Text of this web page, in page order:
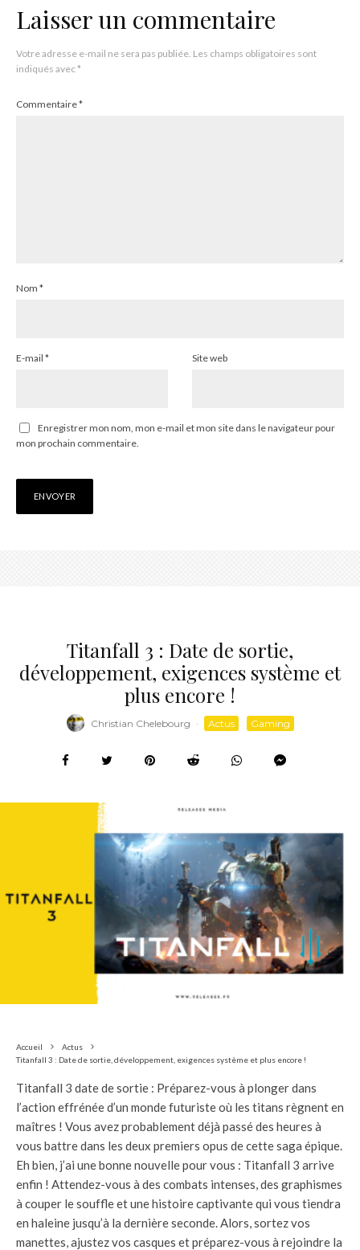
Laisser un commentaire
Votre adresse e-mail ne sera pas publiée. Les champs obligatoires sont
indiqués avec*
Commentaire*
Nom *
E-mail * Site web
Enregistrer mon nom, mon e-mail et mon site dans le navigateur pour
mon prochain commentaire.
Titanfall 3 : Date de sortie,
développement, exigences système et
plus encore !
Christian Chelebourg · Actus Gaming
Accueil
Actus
Titanfall 3 : Date de sortie, développement, exigences système et plus encore !
Titanfall 3 date de sortie : Préparez-vous à plonger dans
l’action effrénée d’un monde futuriste où les titans règnent en
maîtres ! Vous avez probablement déjà passé des heures à
vous battre dans les deux premiers opus de cette saga épique.
Eh bien, j’ai une bonne nouvelle pour vous : Titanfall 3 arrive
enfin ! Attendez-vous à des combats intenses, des graphismes
à couper le souffle et une histoire captivante qui vous tiendra
en haleine jusqu’à la dernière seconde. Alors, sortez vos
manettes, ajustez vos casques et préparez-vous à rejoindre la